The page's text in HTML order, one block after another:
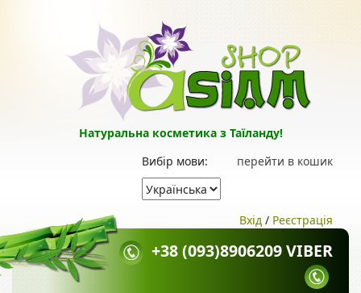
Натуральна косметика з Таїланду!
перейти в кошик
Вибір мови:
Вхід / Реєстрація
+38 (093)8906209 VIBER